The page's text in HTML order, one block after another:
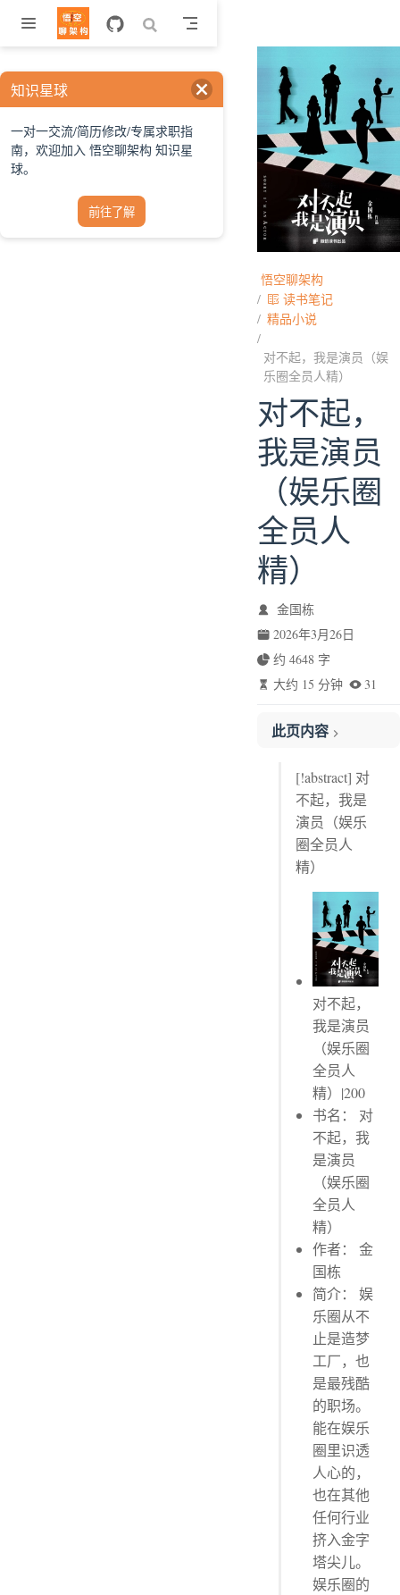
跳至主要內容
悟空聊架构
读书笔记
精品小说
对不起，我是演员（娱
乐圈全员人精）
对不起，
我是演员
（娱乐圈
全员人
精）
金国栋
2026年3月26日
约 4648 字
大约 15 分钟
31
此页内容
划线评论
[!abstract] 对
不起，我是
演员（娱乐
圈全员人
精）
对不起，
我是演员
（娱乐圈
全员人
精）|200
书名： 对
不起，我
是演员
（娱乐圈
全员人
精）
作者： 金
国栋
简介： 娱
乐圈从不
止是造梦
工厂，也
是最残酷
的职场。
能在娱乐
圈里识透
人心的，
也在其他
任何行业
挤入金字
塔尖儿。
娱乐圈的
知识星球
一对一交流/简历修改/专属求职指
南，欢迎加入 悟空聊架构 知识星
球。
前往了解